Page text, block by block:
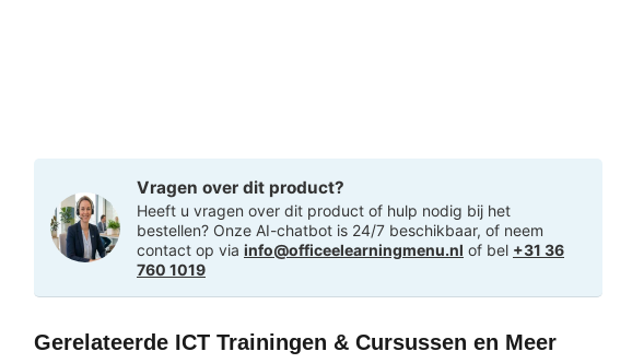
Vragen over dit product?
Heeft u vragen over dit product of hulp nodig bij het
bestellen? Onze AI-chatbot is 24/7 beschikbaar, of neem
contact op via info@officeelearningmenu.nl of bel +31 36
760 1019
Gerelateerde ICT Trainingen & Cursussen en Meer